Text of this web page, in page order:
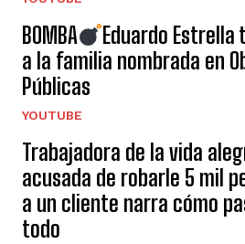
BOMBA
Eduardo Estrella
a la familia nombrada en
Públicas
YOUTUBE
Trabajadora de la vida
acusada de robarle 5 mil
a un cliente narra cómo
todo